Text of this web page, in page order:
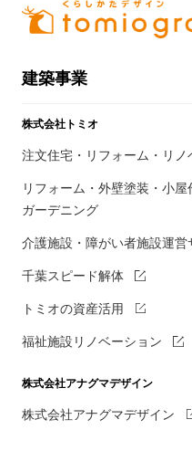
建築事業
株式会社トミオ
注文住宅・リフォーム・リノ
リフォーム・外壁塗装・小屋
ガーデニング
介護施設・障がい者施設運営
千葉スピード解体
トミオの資産活用
福祉施設リノベーション
株式会社アナグマデザイン
株式会社アナグマデザイン